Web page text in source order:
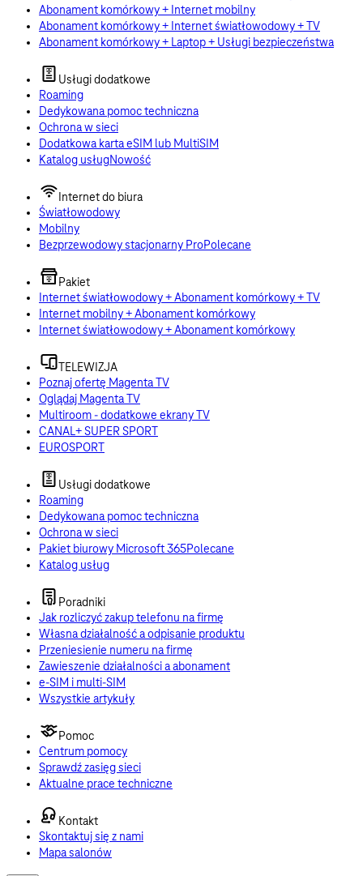
Abonament komórkowy + Internet mobilny
Abonament komórkowy + Internet światłowodowy + TV
Abonament komórkowy + Laptop + Usługi bezpieczeństwa
Usługi dodatkowe
Roaming
Dedykowana pomoc techniczna
Ochrona w sieci
Dodatkowa karta eSIM lub MultiSIM
Katalog usługNowość
Internet do biura
Światłowodowy
Mobilny
Bezprzewodowy stacjonarny ProPolecane
Pakiet
Internet światłowodowy + Abonament komórkowy + TV
Internet mobilny + Abonament komórkowy
Internet światłowodowy + Abonament komórkowy
TELEWIZJA
Poznaj ofertę Magenta TV
Oglądaj Magenta TV
Multiroom - dodatkowe ekrany TV
CANAL+ SUPER SPORT
EUROSPORT
Usługi dodatkowe
Roaming
Dedykowana pomoc techniczna
Ochrona w sieci
Pakiet biurowy Microsoft 365Polecane
Katalog usług
Poradniki
Jak rozliczyć zakup telefonu na firmę
Własna działalność a odpisanie produktu
Przeniesienie numeru na firmę
Zawieszenie działalności a abonament
e-SIM i multi-SIM
Wszystkie artykuły
Pomoc
Centrum pomocy
Sprawdź zasięg sieci
Aktualne prace techniczne
Kontakt
Skontaktuj się z nami
Mapa salonów